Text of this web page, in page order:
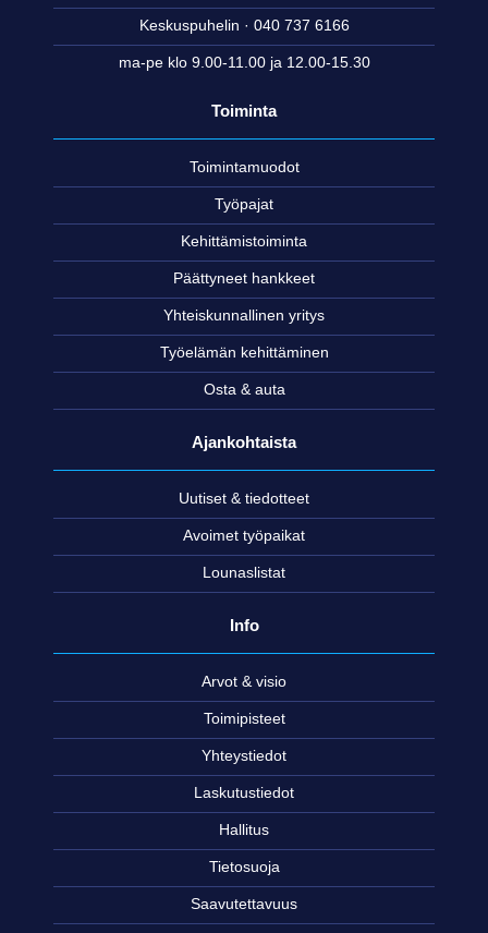
Keskuspuhelin · 040 737 6166
ma-pe klo 9.00-11.00 ja 12.00-15.30
Toiminta
Toimintamuodot
Työpajat
Kehittämistoiminta
Päättyneet hankkeet
Yhteiskunnallinen yritys
Työelämän kehittäminen
Osta & auta
Ajankohtaista
Uutiset & tiedotteet
Avoimet työpaikat
Lounaslistat
Info
Arvot & visio
Toimipisteet
Yhteystiedot
Laskutustiedot
Hallitus
Tietosuoja
Saavutettavuus